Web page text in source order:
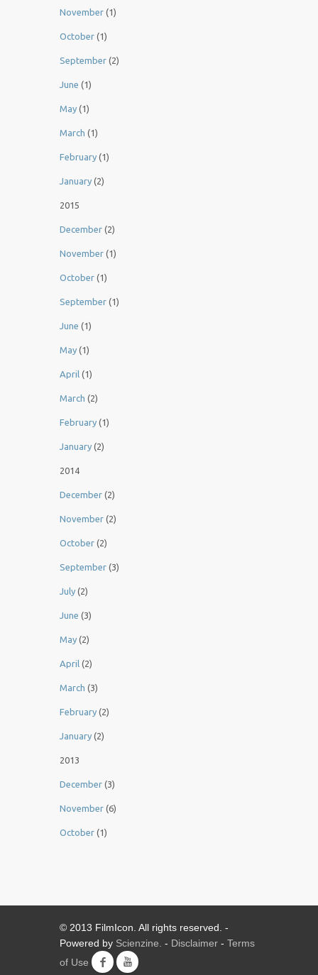
November (1)
October (1)
September (2)
June (1)
May (1)
March (1)
February (1)
January (2)
2015
December (2)
November (1)
October (1)
September (1)
June (1)
May (1)
April (1)
March (2)
February (1)
January (2)
2014
December (2)
November (2)
October (2)
September (3)
July (2)
June (3)
May (2)
April (2)
March (3)
February (2)
January (2)
2013
December (3)
November (6)
October (1)
© 2013 FilmIcon. All rights reserved. -
Powered by Scienzine. - Disclaimer - Terms
of Use